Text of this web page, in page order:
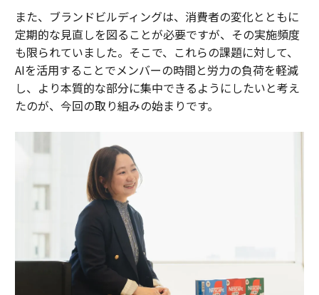
また、ブランドビルディングは、消費者の変化とともに
定期的な見直しを図ることが必要ですが、その実施頻度
も限られていました。そこで、これらの課題に対して、
AIを活用することでメンバーの時間と労力の負荷を軽減
し、より本質的な部分に集中できるようにしたいと考え
たのが、今回の取り組みの始まりです。